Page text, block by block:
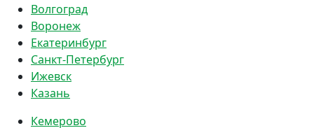
Волгоград
Воронеж
Екатеринбург
Санкт-Петербург
Ижевск
Казань
Кемерово